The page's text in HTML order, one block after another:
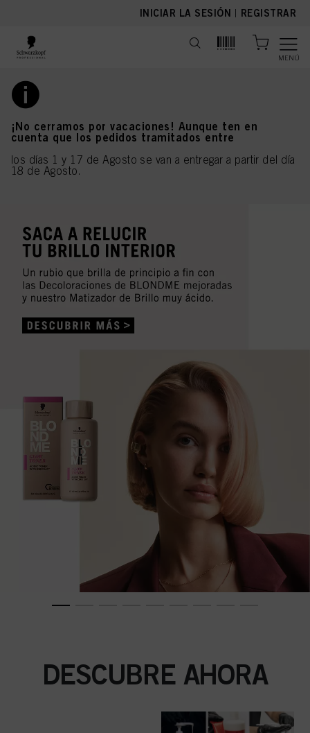
INICIAR LA SESIÓN | REGISTRAR
MENÚ
¡No cerramos por vacaciones! Aunque ten en
cuenta que los pedidos tramitados entre
los días 1 y 17 de Agosto se van a entregar a partir del día
18 de Agosto.
DESCUBRE AHORA